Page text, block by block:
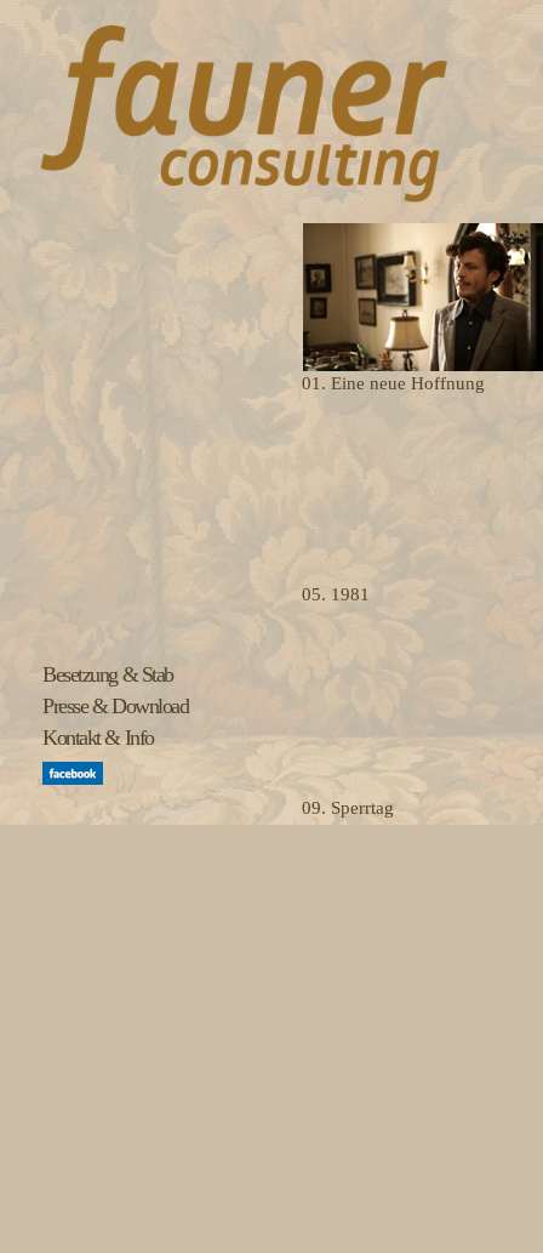
Besetzung & Stab
Presse & Download
Kontakt & Info
01. Eine neue Hoffnung
05. 1981
09. Sperrtag